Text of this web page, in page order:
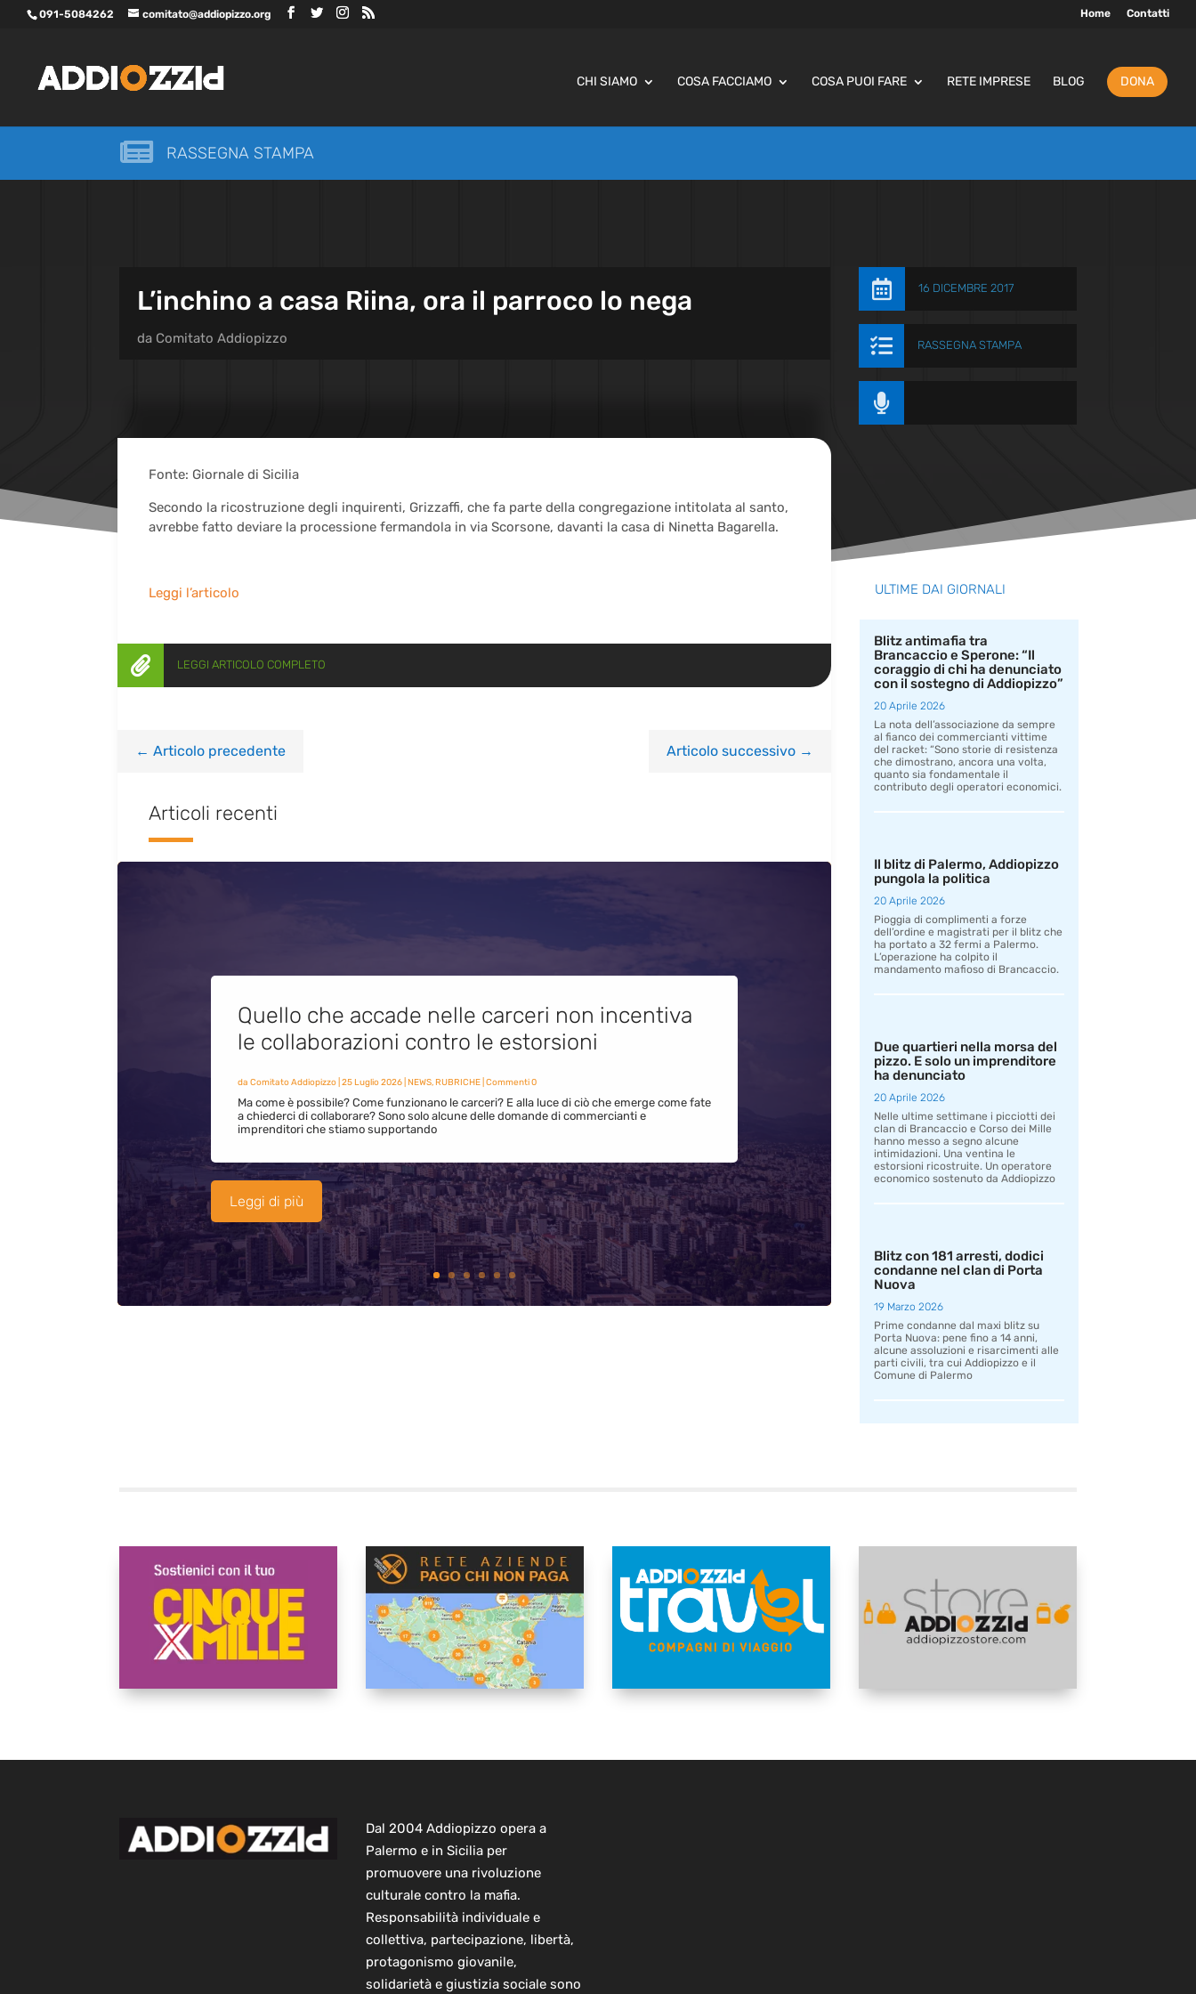
091-5084262 comitato@addiopizzo.org Home Contatti
CHI SIAMO COSA FACCIAMO COSA PUOI FARE RETE IMPRESE BLOG DONA
 RASSEGNA STAMPA
L’inchino a casa Riina, ora il parroco lo nega
da Comitato Addiopizzo
 16 DICEMBRE 2017
 RASSEGNA STAMPA

Fonte: Giornale di Sicilia
Secondo la ricostruzione degli inquirenti, Grizzaffi, che fa parte della congregazione intitolata al santo,
avrebbe fatto deviare la processione fermandola in via Scorsone, davanti la casa di Ninetta Bagarella.
Leggi l’articolo
 LEGGI ARTICOLO COMPLETO
← Articolo precedente Articolo successivo→
Articoli recenti
Quello che accade nelle carceri non incentiva
le collaborazioni contro le estorsioni
da Comitato Addiopizzo| 25 Luglio 2026| NEWS,RUBRICHE| Commenti 0
Ma come è possibile? Come funzionano le carceri? E alla luce di ciò che emerge come fate
a chiederci di collaborare? Sono solo alcune delle domande di commercianti e
imprenditori che stiamo supportando
Leggi di più
ULTIME DAI GIORNALI
Blitz antimafia tra
Brancaccio e Sperone: “Il
coraggio di chi ha denunciato
con il sostegno di Addiopizzo”
20 Aprile 2026
La nota dell’associazione da sempre
al fianco dei commercianti vittime
del racket: “Sono storie di resistenza
che dimostrano, ancora una volta,
quanto sia fondamentale il
contributo degli operatori economici.
Il blitz di Palermo, Addiopizzo
pungola la politica
20 Aprile 2026
Pioggia di complimenti a forze
dell’ordine e magistrati per il blitz che
ha portato a 32 fermi a Palermo.
L’operazione ha colpito il
mandamento mafioso di Brancaccio.
Due quartieri nella morsa del
pizzo. E solo un imprenditore
ha denunciato
20 Aprile 2026
Nelle ultime settimane i picciotti dei
clan di Brancaccio e Corso dei Mille
hanno messo a segno alcune
intimidazioni. Una ventina le
estorsioni ricostruite. Un operatore
economico sostenuto da Addiopizzo
Blitz con 181 arresti, dodici
condanne nel clan di Porta
Nuova
19 Marzo 2026
Prime condanne dal maxi blitz su
Porta Nuova: pene fino a 14 anni,
alcune assoluzioni e risarcimenti alle
parti civili, tra cui Addiopizzo e il
Comune di Palermo
Dal 2004 Addiopizzo opera a
Palermo e in Sicilia per
promuovere una rivoluzione
culturale contro la mafia.
Responsabilità individuale e
collettiva, partecipazione, libertà,
protagonismo giovanile,
solidarietà e giustizia sociale sono